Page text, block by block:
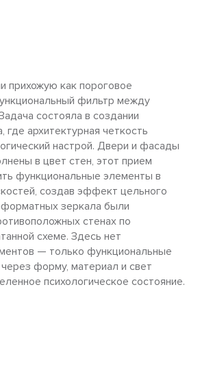
прихожую как пороговое
фильтр между
состояла в создании
где архитектурная четкость
настрой. Двери и фасады
в цвет стен, этот прием
функциональные элементы в
создав эффект цельного
зеркала были
стенах по
схеме. Здесь нет
— только функциональные
форму, материал и свет
психологическое состояние.